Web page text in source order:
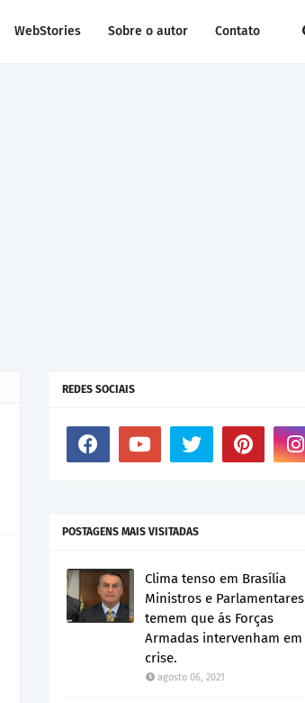
WebStories Sobre o autor Contato
REDES SOCIAIS
POSTAGENS MAIS VISITADAS
Clima tenso em Brasília
Ministros e Parlamentares
temem que ás Forças
Armadas intervenham em
crise.
agosto 06, 2021